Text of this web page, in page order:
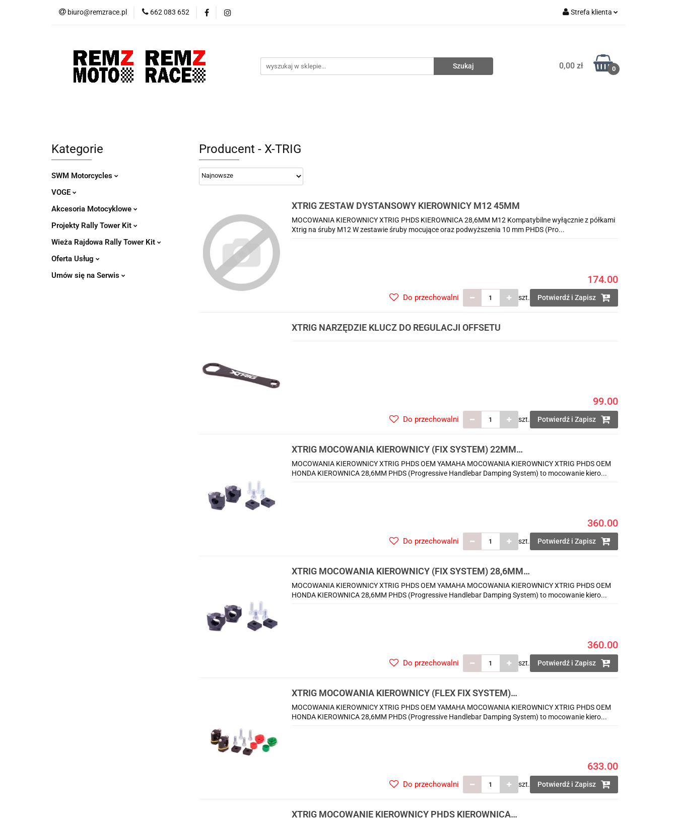
biuro@remzrace.pl 662 083 652 Strefa klienta
Zarejestruj się
Dodaj zgłoszenie
0,00 zł 0
Motocykle RemZ Moto
Promocje
Kategorie
SWM Motorcycles
VOGE
Akcesoria Motocyklowe
Projekty Rally Tower Kit
Wieża Rajdowa Rally Tower Kit
Oferta Usług
Umów się na Serwis
Producent - X-TRIG
XTRIG ZESTAW DYSTANSOWY KIEROWNICY M12 45MM
MOCOWANIA KIEROWNICY XTRIG PHDS KIEROWNICA 28,6MM M12 Kompatybilne wyłącznie z półkami
Xtrig na śruby M12 W zestawie śruby mocujące oraz podwyższenia 10 mm PHDS (Pro...
174.00
szt. Potwierdź i Zapisz
Do przechowalni
XTRIG NARZĘDZIE KLUCZ DO REGULACJI OFFSETU
99.00
szt. Potwierdź i Zapisz
Do przechowalni
XTRIG MOCOWANIA KIEROWNICY (FIX SYSTEM) 22MM
ŚRUBA M12
MOCOWANIA KIEROWNICY XTRIG PHDS OEM YAMAHA MOCOWANIA KIEROWNICY XTRIG PHDS OEM
HONDA KIEROWNICA 28,6MM PHDS (Progressive Handlebar Damping System) to mocowanie kiero...
360.00
szt. Potwierdź i Zapisz
Do przechowalni
XTRIG MOCOWANIA KIEROWNICY (FIX SYSTEM) 28,6MM
ŚRUBA M12
MOCOWANIA KIEROWNICY XTRIG PHDS OEM YAMAHA MOCOWANIA KIEROWNICY XTRIG PHDS OEM
HONDA KIEROWNICA 28,6MM PHDS (Progressive Handlebar Damping System) to mocowanie kiero...
360.00
szt. Potwierdź i Zapisz
Do przechowalni
XTRIG MOCOWANIA KIEROWNICY (FLEX FIX SYSTEM)
28,6MM ŚRUBA M12
MOCOWANIA KIEROWNICY XTRIG PHDS OEM YAMAHA MOCOWANIA KIEROWNICY XTRIG PHDS OEM
HONDA KIEROWNICA 28,6MM PHDS (Progressive Handlebar Damping System) to mocowanie kiero...
633.00
szt. Potwierdź i Zapisz
Do przechowalni
XTRIG MOCOWANIE KIEROWNICY PHDS KIEROWNICA